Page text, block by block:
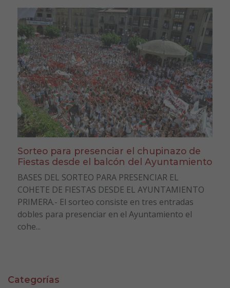
Sorteo para presenciar el chupinazo de
Fiestas desde el balcón del Ayuntamiento
BASES DEL SORTEO PARA PRESENCIAR EL
COHETE DE FIESTAS DESDE EL AYUNTAMIENTO
PRIMERA.- El sorteo consiste en tres entradas
dobles para presenciar en el Ayuntamiento el
cohe...
Categorías